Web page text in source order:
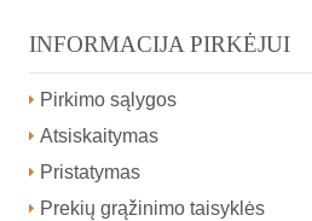
INFORMACIJA PIRKĖJUI
Pirkimo sąlygos
Atsiskaitymas
Pristatymas
Prekių grąžinimo taisyklės